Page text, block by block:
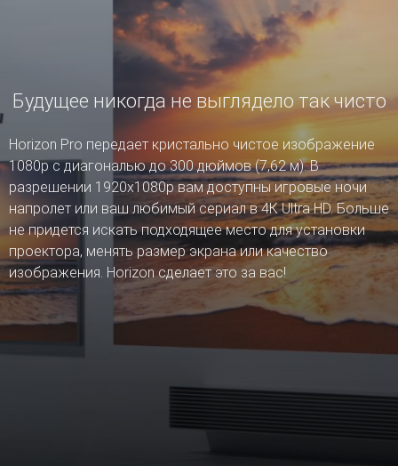
Будущее никогда не выглядело так чисто
Horizon Pro передает кристально чистое изображение
1080р с диагональю до 300 дюймов (7,62 м). В
разрешении 1920x1080р вам доступны игровые ночи
напролет или ваш любимый сериал в 4К Ultra HD. Больше
не придется искать подходящее место для установки
проектора, менять размер экрана или качество
изображения. Horizon сделает это за вас!